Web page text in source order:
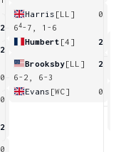
2
2
0
0
2
0
Harris [LL]
0
64-7, 1-6
Humbert [4] 2
Brooksby[LL]
2
6-2, 6-3
Evans [WC] 0